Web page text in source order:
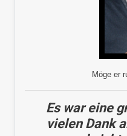
Möge er
Es war eine
vielen Dank